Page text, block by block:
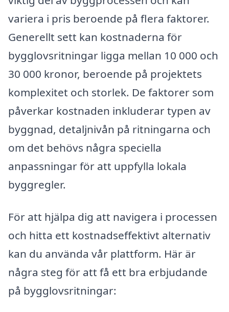
variera i pris beroende på flera faktorer.
Generellt sett kan kostnaderna för
bygglovsritningar ligga mellan 10 000 och
30 000 kronor, beroende på projektets
komplexitet och storlek. De faktorer som
påverkar kostnaden inkluderar typen av
byggnad, detaljnivån på ritningarna och
om det behövs några speciella
anpassningar för att uppfylla lokala
byggregler.
För att hjälpa dig att navigera i processen
och hitta ett kostnadseffektivt alternativ
kan du använda vår plattform. Här är
några steg för att få ett bra erbjudande
på bygglovsritningar: